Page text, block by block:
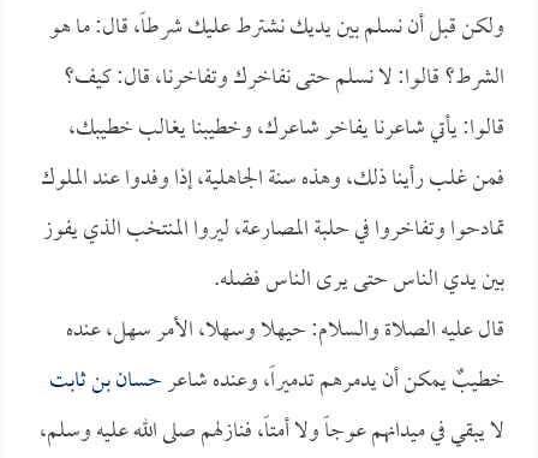
ولكن قبل أن نسلم بين يديك نشترط عليك شرطاً، قال: ما هو
الشرط؟ قالوا: لا نسلم حتى نفاخرك وتفاخرنا، قال: كيف؟
قالوا: يأتي شاعرنا يفاخر شاعرك، وخطيبنا يغالب خطيبك،
فمن غلب رأينا ذلك، وهذه سنة الجاهلية، إذا وفدوا عند الملوك
تمادحوا وتفاخروا في حلبة المصارعة، ليروا المنتخب الذي يفوز
بين يدي الناس حتى يرى الناس فضله.
قال عليه الصلاة والسلام: حيهلا وسهلا، الأمر سهل، عنده
خطيبٌ يمكن أن يدمرهم تدميراً، وعنده شاعرحسان بن ثابت
لا يبقي في ميدانهم عوجاً ولا أمتاً، فنازلهم صلى الله عليه وسلم،